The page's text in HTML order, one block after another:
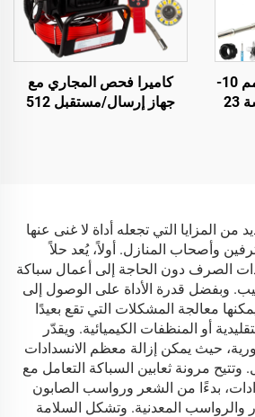
أفضل كاميرا صرف 7 مم 10-
100 متر كابل مع عدسة 23
كاميرا فحص المجاري مع
جهاز إرسال/مستقبل 512
لفحص الأنابيب
من المزايا التي تجعله أداة لا غنى عنها
وأصحاب المنازل. أولاً، يُعد حلاً
الصرف دون الحاجة إلى أعمال سباكة
وبفضل قدرة الأداة على الوصول إلى
معالجة المشكلات التي تقع بعيدًا
أو المنظفات الكيميائية. ويقدّر
حيث يمكن إزالة معظم الانسدادات
مرونة ثعابين السباكة التعامل مع
بدءًا من الشعر ورواسب الصابون
والرواسب المعدنية. وتشكل السلامة